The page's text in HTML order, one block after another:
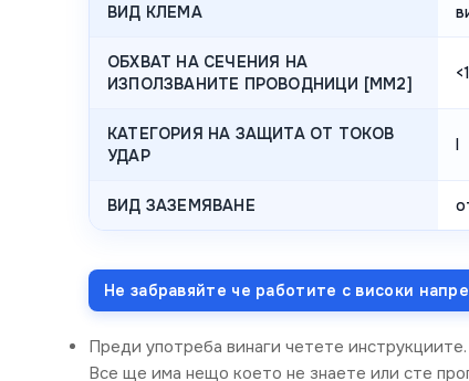
ВИД КЛЕМА
ОБХВАТ НА СЕЧЕНИЯ НА
ИЗПОЛЗВАНИТЕ ПРОВОДНИЦИ [MM2]
КАТЕГОРИЯ НА ЗАЩИТА ОТ ТОКОВ
УДАР
I
ВИД ЗАЗЕМЯВАНЕ
Не забравяйте че работите с високи
Преди употреба винаги четете
Все ще има нещо което не знаете или сте